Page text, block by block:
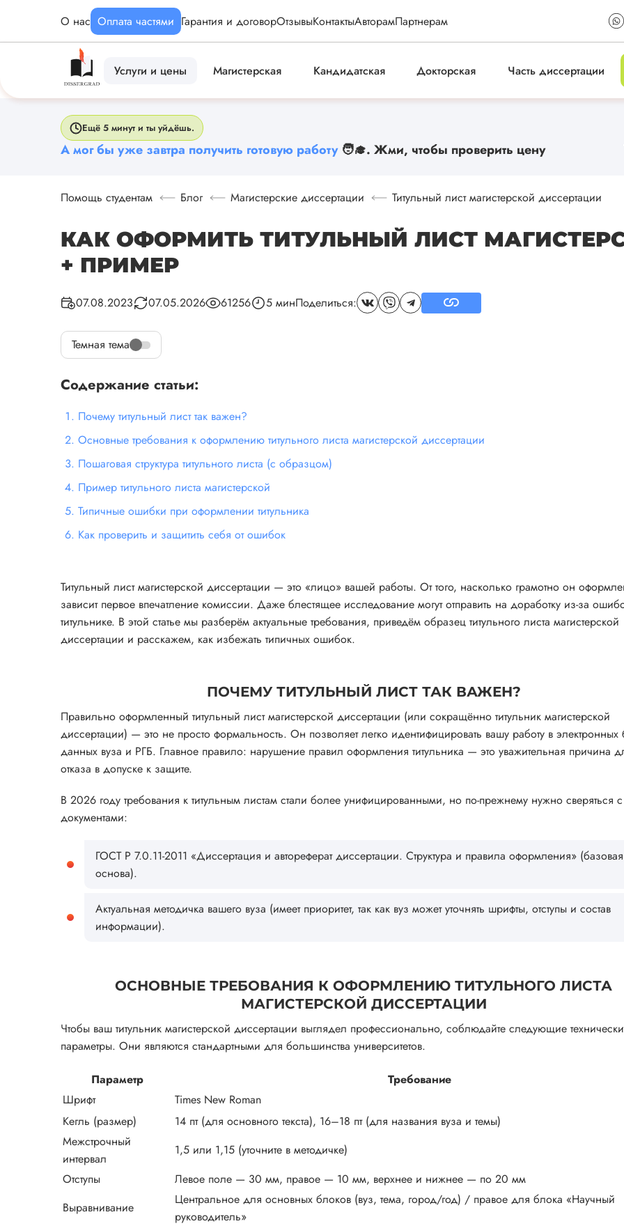
О нас Оплата частями Гарантия и договорОтзывыКонтактыАвторамПартнерам
Услуги и цены Магистерская Кандидатская Докторская Часть диссертации
Ещё 5 минут и ты уйдёшь.
А мог бы уже завтра получить готовую работу🧑‍🎓. Жми, чтобы проверить цену
Помощь студентам Блог Магистерские диссертации Титульный лист магистерской диссертации
КАК ОФОРМИТЬ ТИТУЛЬНЫЙ ЛИСТ
+ ПРИМЕР
07.08.2023 07.05.2026 61256 5 минПоделиться:
Темная тема
Содержание статьи:
Почему титульный лист так важен?
Основные требования к оформлению титульного листа магистерской диссертации
Пошаговая структура титульного листа (с образцом)
Пример титульного листа магистерской
Типичные ошибки при оформлении титульника
Как проверить и защитить себя от ошибок
Титульный лист магистерской диссертации — это «лицо» вашей работы. От того, насколько грамотно он
зависит первое впечатление комиссии. Даже блестящее исследование могут отправить на доработку из-за
титульнике. В этой статье мы разберём актуальные требования, приведём образец титульного листа магистерской
диссертации и расскажем, как избежать типичных ошибок.
ПОЧЕМУ ТИТУЛЬНЫЙ ЛИСТ ТАК ВАЖЕН?
Правильно оформленный титульный лист магистерской диссертации (или сокращённо титульник магистерской
диссертации) — это не просто формальность. Он позволяет легко идентифицировать вашу работу в электронных
данных вуза и РГБ. Главное правило: нарушение правил оформления титульника — это уважительная причина
отказа в допуске к защите.
В 2026 году требования к титульным листам стали более унифицированными, но по-прежнему нужно сверяться
документами:
ГОСТ Р 7.0.11-2011 «Диссертация и автореферат диссертации. Структура и правила оформления» (базовая
основа).
Актуальная методичка вашего вуза (имеет приоритет, так как вуз может уточнять шрифты, отступы и состав
информации).
ОСНОВНЫЕ ТРЕБОВАНИЯ К ОФОРМЛЕНИЮ ТИТУЛЬНОГО ЛИСТА
МАГИСТЕРСКОЙ ДИССЕРТАЦИИ
Чтобы ваш титульник магистерской диссертации выглядел профессионально, соблюдайте следующие
параметры. Они являются стандартными для большинства университетов.
Параметр
Требование
Шрифт
Times New Roman
Кегль (размер)
14 пт (для основного текста), 16–18 пт (для названия вуза и темы)
Межстрочный
интервал
1,5 или 1,15 (уточните в методичке)
Отступы
Левое поле — 30 мм, правое — 10 мм, верхнее и нижнее — по 20 мм
Выравнивание
Центральное для основных блоков (вуз, тема, город/год) / правое для блока «Научный
руководитель»